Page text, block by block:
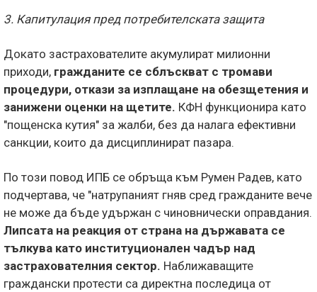
3. Капитулация пред потребителската защита
Докато застрахователите акумулират милионни
приходи, гражданите се сблъскват с тромави
процедури, откази за изплащане на обезщетения и
занижени оценки на щетите. КФН функционира като
"пощенска кутия" за жалби, без да налага ефективни
санкции, които да дисциплинират пазара.
По този повод ИПБ се обръща към Румен Радев, като
подчертава, че "натрупаният гняв сред гражданите вече
не може да бъде удържан с чиновнически оправдания.
Липсата на реакция от страна на държавата се
тълкува като институционален чадър над
застрахователния сектор. Наближаващите
граждански протести са директна последица от